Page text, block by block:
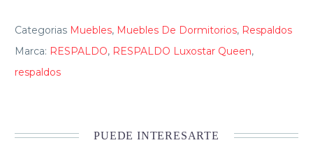
Categorias Muebles, Muebles De Dormitorios, Respaldos
Marca: RESPALDO, RESPALDO Luxostar Queen,
respaldos
PUEDE INTERESARTE